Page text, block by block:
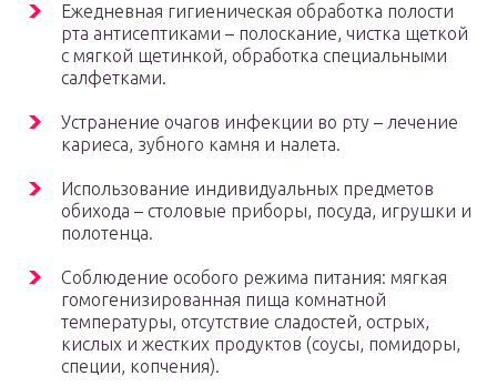
Ежедневная гигиеническая обработка полости
рта антисептиками – полоскание, чистка щеткой
с мягкой щетинкой, обработка специальными
салфетками.
Устранение очагов инфекции во рту – лечение
кариеса, зубного камня и налета.
Использование индивидуальных предметов
обихода – столовые приборы, посуда, игрушки и
полотенца.
Соблюдение особого режима питания: мягкая
гомогенизированная пища комнатной
температуры, отсутствие сладостей, острых,
кислых и жестких продуктов (соусы, помидоры,
специи, копчения).